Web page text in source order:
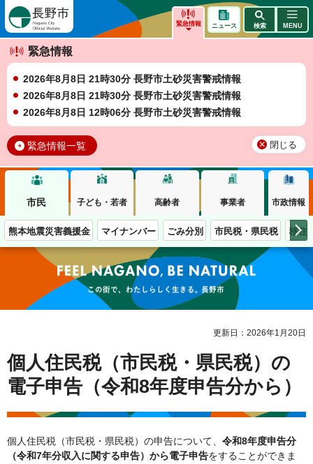
緊急情報
緊急情報
2026年8月8日 21時30分 長野市土砂災害警戒情報
2026年8月8日 21時30分 長野市土砂災害警戒情報
2026年8月8日 12時06分 長野市土砂災害警戒情報
緊急情報一覧 閉じる
ニュース 検索 MENU
市民 子ども・若者 高齢者 事業者 市政情報
熊本地震災害義援金 マイナンバー ごみ分別 市民税・県民税 移住
この街で、わたしらしく生きる。長野市
更新日：2026年1月20日
個人住民税（市民税・県民税）の
電子申告（令和8年度申告分から）
個人住民税（市民税・県民税）の申告について、 令和8年度申告分
（令和7年分収入に関する申告）から電子申告をすることができま